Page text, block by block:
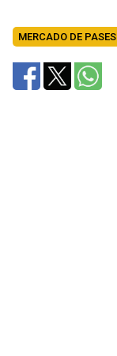
MERCADO DE PASES